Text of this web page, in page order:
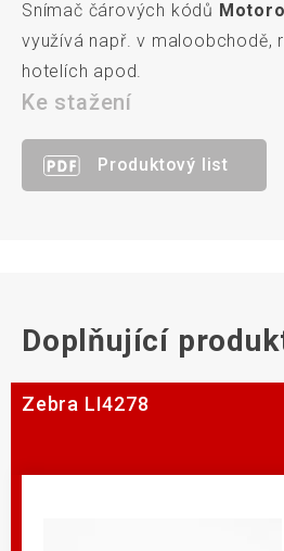
Snímač čárových kódů
využívá např. v maloobchodě,
hotelích apod.
Ke stažení
Produktový list
Doplňující
Zebra LI4278